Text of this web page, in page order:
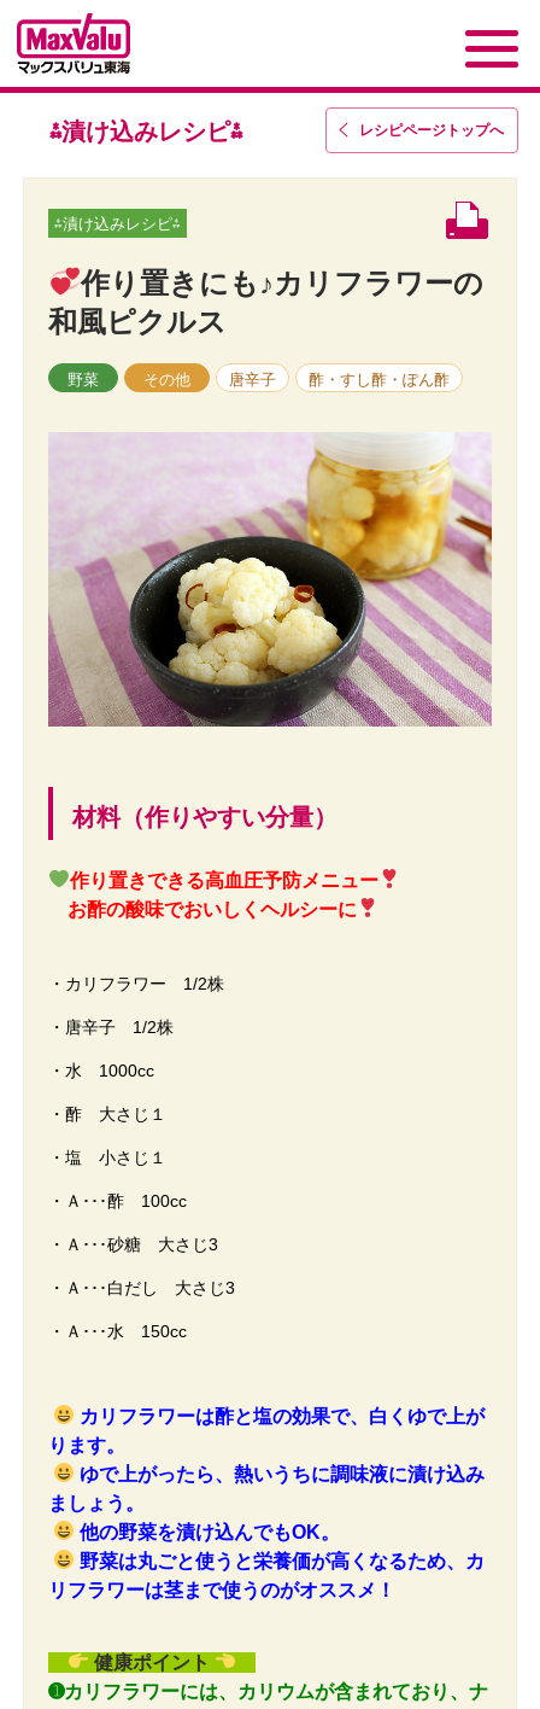
レシピページトップへ
⁂漬け込みレシピ⁂
⁂漬け込みレシピ⁂
作り置きにも♪カリフラワーの
和風ピクルス
野菜 その他 唐辛子 酢・すし酢・ぽん酢
材料（作りやすい分量）
作り置きできる高血圧予防メニュー
お酢の酸味でおいしくヘルシーに
・カリフラワー 1/2株
・唐辛子 1/2株
・水 1000cc
・酢 大さじ１
・塩 小さじ１
・Ａ･･･酢 100cc
・Ａ･･･砂糖 大さじ3
・Ａ･･･白だし 大さじ3
・Ａ･･･水 150cc
カリフラワーは酢と塩の効果で、白くゆで上が
ります。
ゆで上がったら、熱いうちに調味液に漬け込み
ましょう。
他の野菜を漬け込んでもOK。
野菜は丸ごと使うと栄養価が高くなるため、カ
リフラワーは茎まで使うのがオススメ！
健康ポイント
➊カリフラワーには、カリウムが含まれており、ナ